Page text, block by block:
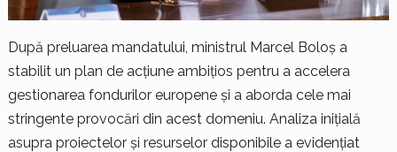
După preluarea mandatului, ministrul Marcel Boloș a
stabilit un plan de acțiune ambițios pentru a accelera
gestionarea fondurilor europene și a aborda cele mai
stringente provocări din acest domeniu. Analiza inițială
asupra proiectelor și resurselor disponibile a evidențiat